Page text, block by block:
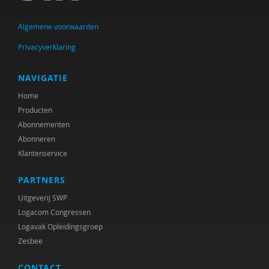
Arie de Bruin
Kathinka Bruinsma
Odette van i Brummen-Girigor
Odette J. van Brummen-Girigori
Céline Cannaert
Theo Cappon
Brigitte Chin-A-Fat
Nancy Davis
Peter de Vries
M.C.M. Dekker
Algemene voorwaarden
Privacyverklaring
NAVIGATIE
Home
Producten
Abonnementen
Abonneren
Klantenservice
PARTNERS
Uitgeverij SWP
Logacom Congressen
Logavak Opleidingsgroep
Zesbee